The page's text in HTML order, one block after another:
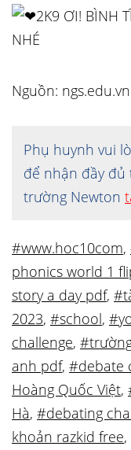
2K9 ƠI! BÌNH
NHÉ
Nguồn: ngs.edu.vn
Phụ huynh vui
để nhận đầy đủ
trường Newton
#www.hoc10com,
phonics world 1
story a day pdf,
2023, #school,
challenge,
anh pdf, #debate
Hoàng Quốc Việt,
Hà, #debating
khoản razkid free,